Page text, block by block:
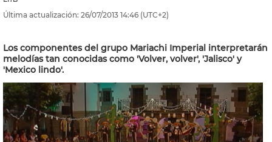
Última actualización: 26/07/2013 14:46 (UTC+2)
Los componentes del grupo Mariachi Imperial interpretarán
melodías tan conocidas como 'Volver, volver', 'Jalisco' y
'Mexico lindo'.